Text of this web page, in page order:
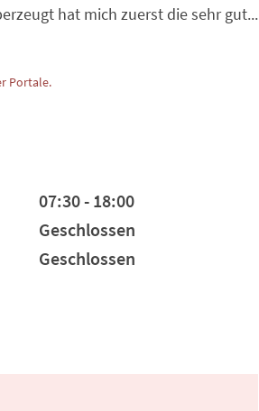
hat mich zuerst die sehr gut...
Portale.
07:30 - 18:00
Geschlossen
Geschlossen